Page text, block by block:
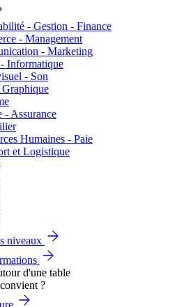
- Gestion - Finance
- Management
- Marketing
Informatique
- Son
- Assurance
Humaines - Paie
et Logistique
niveaux
?